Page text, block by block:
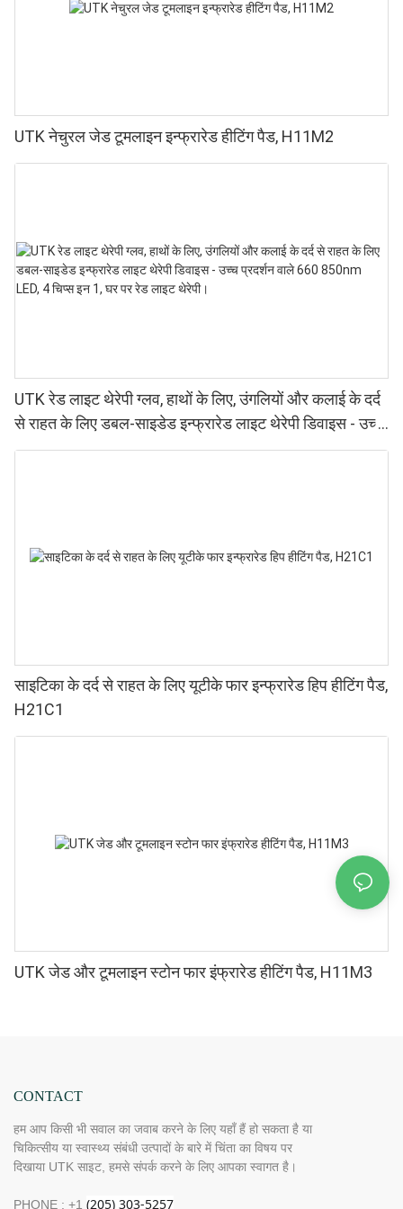
UTK नेचुरल जेड टूमलाइन इन्फ्रारेड हीटिंग पैड, H11M2
UTK रेड लाइट थेरेपी ग्लव, हाथों के लिए, उंगलियों और कलाई के दर्द
से राहत के लिए डबल-साइडेड इन्फ्रारेड लाइट थेरेपी डिवाइस - उच्च
प्रदर्शन वाले 660 850nm LED, 4 चिप्स इन 1, घर पर रेड लाइट
साइटिका के दर्द से राहत के लिए यूटीके फार इन्फ्रारेड हिप हीटिंग पैड,
H21C1
UTK जेड और टूमलाइन स्टोन फार इंफ्रारेड हीटिंग पैड, H11M3
CONTACT
हम आप किसी भी सवाल का जवाब करने के लिए यहाँ हैं हो सकता है या
चिकित्सीय या स्वास्थ्य संबंधी उत्पादों के बारे में चिंता का विषय पर
दिखाया UTK साइट, हमसे संपर्क करने के लिए आपका स्वागत है।
PHONE : +1